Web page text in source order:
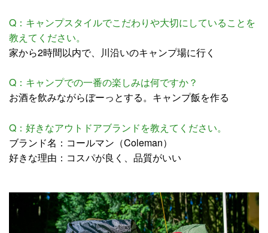
Q：キャンプスタイルでこだわりや大切にしていることを
教えてください。
家から2時間以内で、川沿いのキャンプ場に行く
Q：キャンプでの一番の楽しみは何ですか？
お酒を飲みながらぼーっとする。キャンプ飯を作る
Q：好きなアウトドアブランドを教えてください。
ブランド名：コールマン（Coleman）
好きな理由：コスパが良く、品質がいい